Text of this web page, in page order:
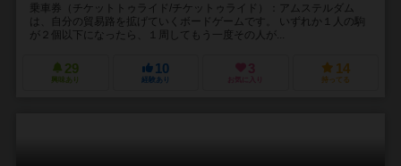
乗車券（チケットトゥライド/チケットゥライド）：アムステルダム
は、自分の貿易路を拡げていくボードゲームです。 いずれか１人の駒
が２個以下になったら、１周してもう一度その人が...
29
興味あり
10
経験あり
3
お気に入り
14
持ってる